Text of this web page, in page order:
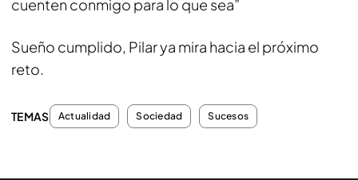
cuenten conmigo para lo que sea”
Sueño cumplido, Pilar ya mira hacia el próximo
reto.
TEMAS Actualidad Sociedad Sucesos